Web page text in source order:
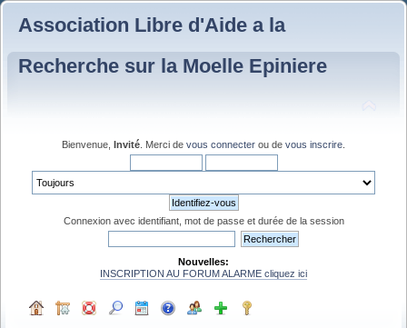
Association Libre d'Aide a la
Recherche sur la Moelle Epiniere
Bienvenue, Invité . Merci de vous connecter ou de vous inscrire
Connexion avec identifiant, mot de passe et durée de la session
Nouvelles:
INSCRIPTION AU FORUM ALARME cliquez ici